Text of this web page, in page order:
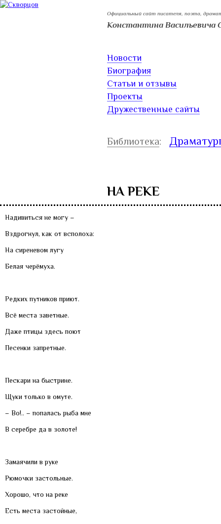
Официальный сайт писателя, поэта,
Константина Васильевича
Новости
Биография
Статьи и отзывы
Проекты
Дружественные сайты
Библиотека:
НА РЕКЕ
Надивиться не могу –
Вздрогнул, как от всполоха:
На сиреневом лугу
Белая черёмуха.
Редких путников приют.
Всё места заветные.
Даже птицы здесь поют
Песенки запретные.
Пескари на быстрине.
Щуки только в омуте.
– Во!.. – попалась рыба мне
В серебре да в золоте!
Замаячили в руке
Рюмочки застольные.
Хорошо, что на реке
Есть места застойные,